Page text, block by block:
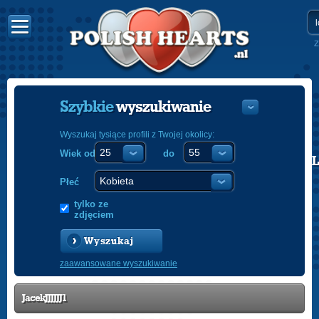
POLISH
Szybkiewyszukiwanie
Wyszukaj tysiące profili z Twojej okolicy:
Wiek od do
Płeć
tylko ze
zdjęciem
Wyszukaj
zaawansowane wyszukiwanie
JacekJJJJJJ1